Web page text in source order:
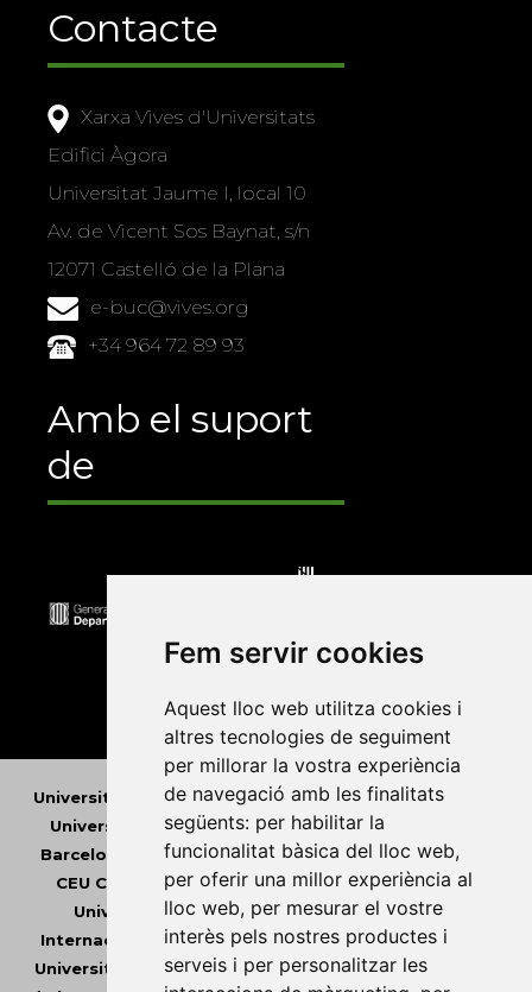
Fem servir cookies
Aquest lloc web utilitza cookies i
altres tecnologies de seguiment
per millorar la vostra experiència
de navegació amb les finalitats
següents: per habilitar la
funcionalitat bàsica del lloc web,
per oferir una millor experiència al
lloc web, per mesurar el vostre
interès pels nostres productes i
serveis i per personalitzar les
Contacte
Xarxa Vives d'Universitats
Edifici Àgora
Universitat Jaume I, local 10
Av. de Vicent Sos Baynat, s/n
12071 Castelló de la Plana
e-buc@vives.org
+34 964 72 89 93
Amb el suport
de
Universitat Abat Oliba CEU•Universitat d'Alacant
Universitat d'Andorra•Universitat Autònoma de
Barcelona
Universitat de Barcelona•Universitat
CEU Cardenal Herrera•Universitat de Girona •
Universitat de les Illes Balears• Universitat
Internacional de Catalunya•Universitat Jaume I
Universitat de Lleida• Universitat Miguel Hernández